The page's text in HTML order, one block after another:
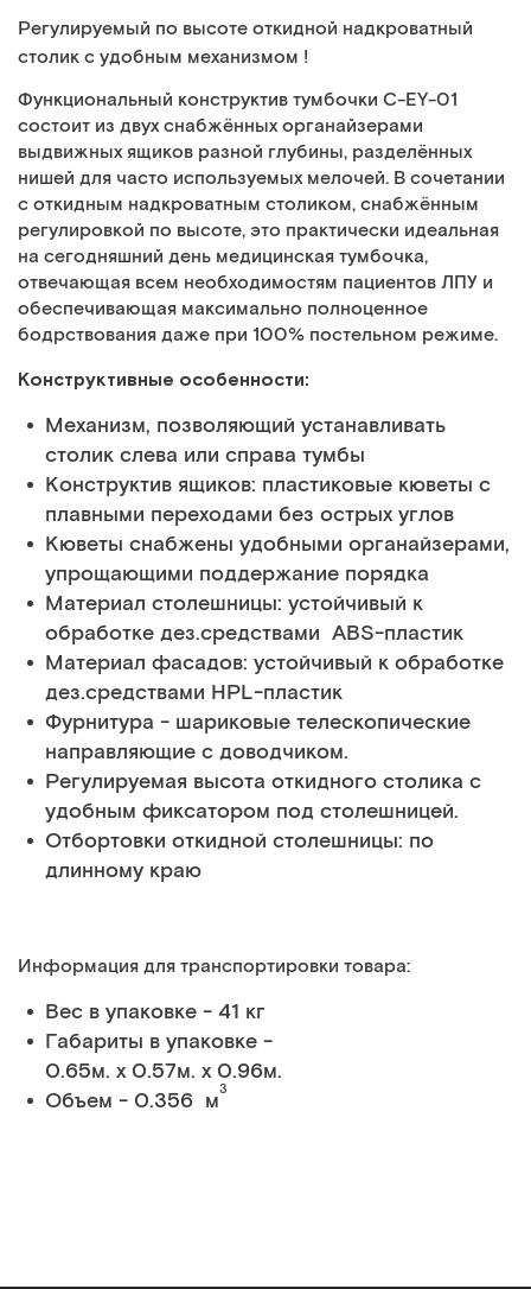
Регулируемый по высоте откидной надкроватный
столик с удобным механизмом !
Функциональный конструктив тумбочки C-EY-01
состоит из двух снабжённых органайзерами
выдвижных ящиков разной глубины, разделённых
нишей для часто используемых мелочей. В сочетании
с откидным надкроватным столиком, снабжённым
регулировкой по высоте, это практически идеальная
на сегодняшний день медицинская тумбочка,
отвечающая всем необходимостям пациентов ЛПУ и
обеспечивающая максимально полноценное
бодрствования даже при 100% постельном режиме.
Конструктивные особенности:
Механизм, позволяющий устанавливать
столик слева или справа тумбы
Конструктив ящиков: пластиковые кюветы с
плавными переходами без острых углов
Кюветы снабжены удобными органайзерами,
упрощающими поддержание порядка
Материал столешницы: устойчивый к
обработке дез.средствами АВS-пластик
Материал фасадов: устойчивый к обработке
дез.средствами HPL-пластик
Фурнитура - шариковые телескопические
направляющие с доводчиком.
Регулируемая высота откидного столика с
удобным фиксатором под столешницей.
Отбортовки откидной столешницы: по
длинному краю
Информация для транспортировки товара:
Вес в упаковке - 41 кг
Габариты в упаковке -
0.65м. x 0.57м. x 0.96м.
Объем - 0.356 м3